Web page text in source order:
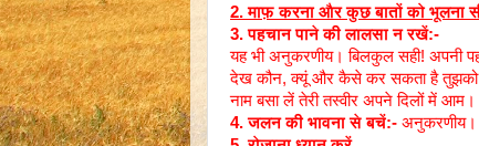
2. माफ़ करना और कुछ बातों को भूलना
3. पहचान पाने की लालसा न रखें:-
यह भी अनुकरणीय। बिलकुल सही! अपनी
देख कौन, क्यूं और कैसे कर सकता है तुझको
नाम बसा लें तेरी तस्वीर अपने दिलों में
4. जलन की भावना से बचें:- अनुकरणीय।